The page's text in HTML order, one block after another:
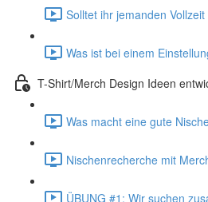
Solltet ihr jemanden
Was ist bei einem
T-Shirt/Merch Design Ideen
Was macht eine gute
Nischenrecherche mit
ÜBUNG #1: Wir suchen